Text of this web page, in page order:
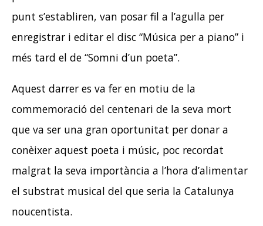
punt s’establiren, van posar fil a l’agulla per
enregistrar i editar el disc “Música per a piano” i
més tard el de “Somni d’un poeta”.
Aquest darrer es va fer en motiu de la
commemoració del centenari de la seva mort
que va ser una gran oportunitat per donar a
conèixer aquest poeta i músic, poc recordat
malgrat la seva importància a l’hora d’alimentar
el substrat musical del que seria la Catalunya
noucentista.